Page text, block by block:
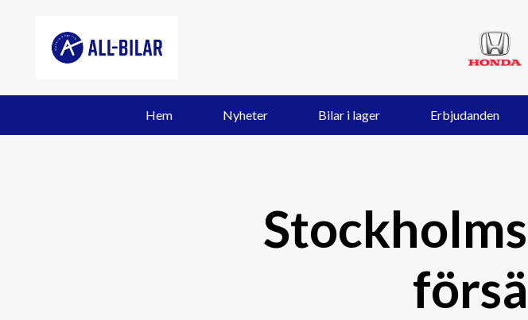
Hem Nyheter Bilar i lager Erbjudanden